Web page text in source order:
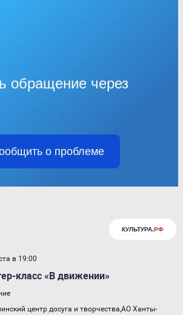
обращение через
о проблеме